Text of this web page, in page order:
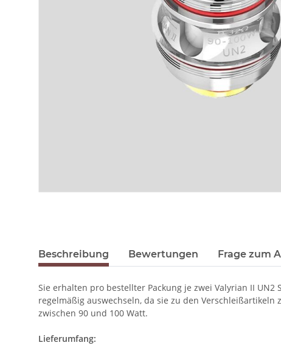
Beschreibung Bewertungen Frage zum
Sie erhalten pro bestellter Packung je zwei Valyrian II
regelmäßig auswechseln, da sie zu den
zwischen 90 und 100 Watt.
Lieferumfang: